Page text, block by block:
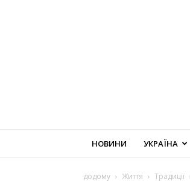
НОВИНИ УКРАЇНА
додому Життя Традиції